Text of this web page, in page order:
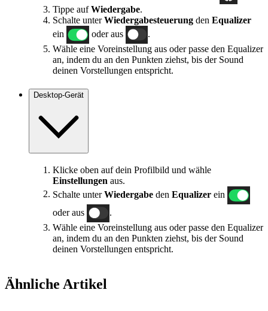
Tippe aufWiedergabe.
Schalte unterWiedergabesteuerung den Equalizer
ein
oder aus
.
Wähle eine Voreinstellung aus oder passe den Equalizer
an, indem du an den Punkten ziehst, bis der Sound
deinen Vorstellungen entspricht.
Desktop-Gerät
Klicke oben auf dein Profilbild und wähle
Einstellungen aus.
Schalte unterWiedergabe den Equalizer ein
oder aus
Wähle eine Voreinstellung aus oder passe den Equalizer
an, indem du an den Punkten ziehst, bis der Sound
deinen Vorstellungen entspricht.
Ähnliche Artikel